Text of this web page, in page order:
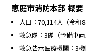
恵庭市消防本部 概要
人口：70,114人（令和8
救急隊：3隊（予備車両
救急告示医療機関：3